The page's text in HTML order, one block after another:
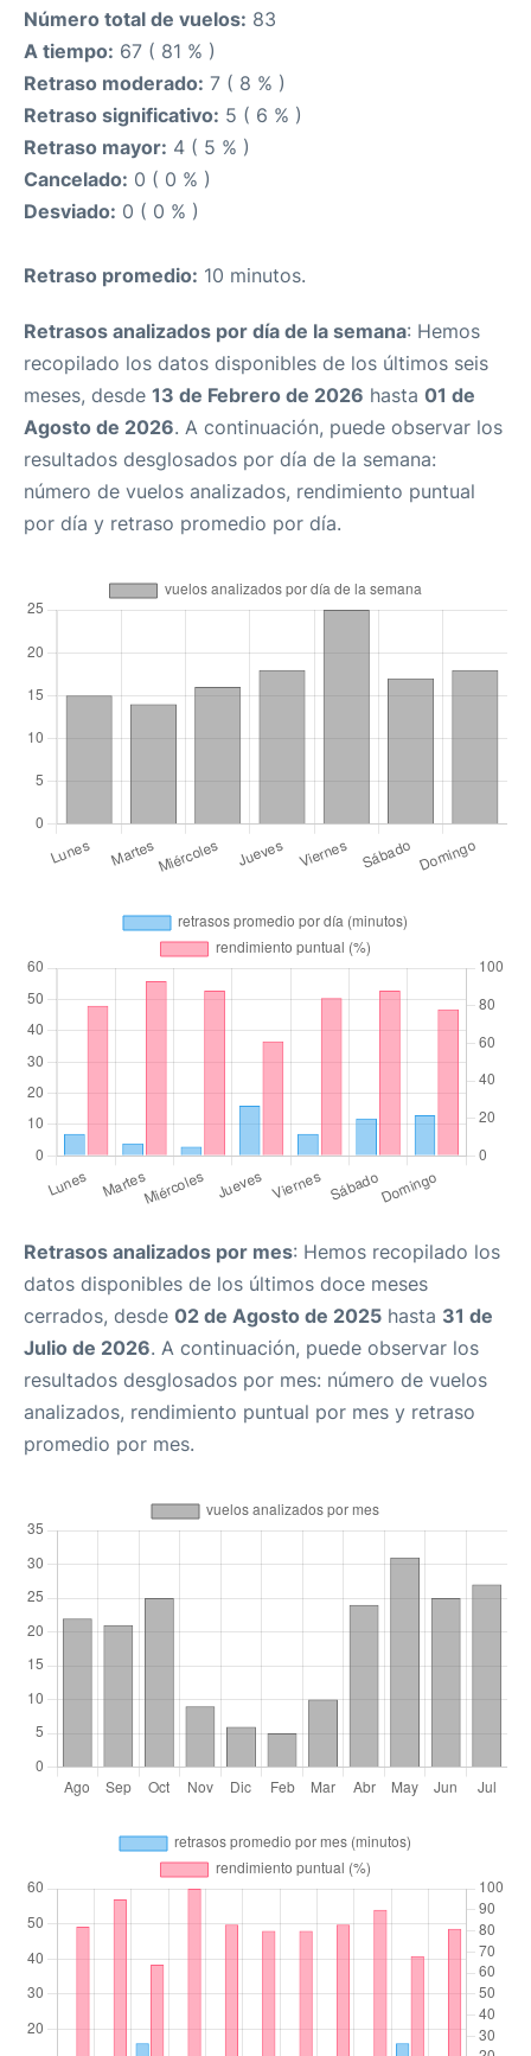
Número total de vuelos: 83
A tiempo: 67 ( 81 % )
Retraso moderado: 7 ( 8 % )
Retraso significativo: 5 ( 6 % )
Retraso mayor: 4 ( 5 % )
Cancelado: 0 ( 0 % )
Desviado: 0 ( 0 % )
Retraso promedio: 10 minutos.
Retrasos analizados por día de la semana: Hemos
recopilado los datos disponibles de los últimos seis
meses, desde 13 de Febrero de 2026 hasta 01 de
Agosto de 2026. A continuación, puede observar los
resultados desglosados por día de la semana:
número de vuelos analizados, rendimiento puntual
por día y retraso promedio por día.
Retrasos analizados por mes: Hemos recopilado los
datos disponibles de los últimos doce meses
cerrados, desde 02 de Agosto de 2025 hasta 31 de
Julio de 2026. A continuación, puede observar los
resultados desglosados por mes: número de vuelos
analizados, rendimiento puntual por mes y retraso
promedio por mes.